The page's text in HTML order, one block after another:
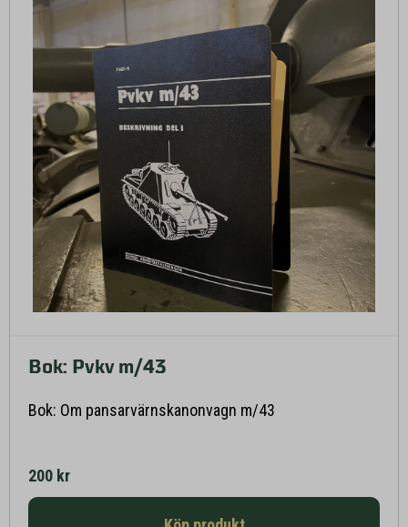
Bok: Pvkv m/43
Bok: Om pansarvärnskanonvagn m/43
200 kr
Läs mer här